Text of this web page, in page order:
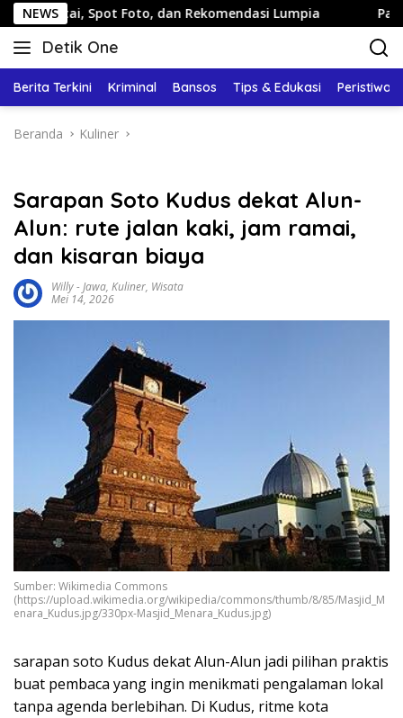
Langsung
ke
konten
NEWS
Foto, dan Rekomendasi Lumpia Panduan Wisata
Detik One
Tajam
Fakta
Berita Terkini Kriminal Bansos Tips & Edukasi Peristiwa
Beranda Kuliner
Sarapan Soto Kudus dekat Alun-
Alun: rute jalan kaki, jam ramai,
dan kisaran biaya
Willy-Jawa, Kuliner, Wisata
Mei 14, 2026
Sumber: Wikimedia Commons
(https://upload.wikimedia.org/wikipedia/commons/thumb/8/85/Masjid_M
enara_Kudus.jpg/330px-Masjid_Menara_Kudus.jpg)
sarapan soto Kudus dekat Alun-Alun jadi pilihan praktis
buat pembaca yang ingin menikmati pengalaman lokal
tanpa agenda berlebihan. Di Kudus, ritme kota